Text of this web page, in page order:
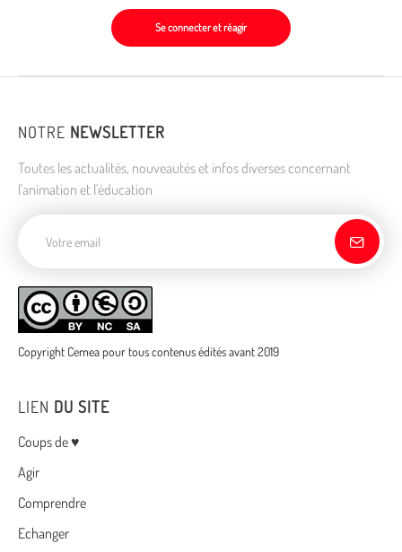
Se connecter et réagir
NOTRE NEWSLETTER
Toutes les actualités, nouveautés et infos diverses concernant
l'animation et l'éducation
Copyright Cemea pour tous contenus édités avant 2019
LIEN DU SITE
Menu
Coups de ♥
Agir
Comprendre
Echanger